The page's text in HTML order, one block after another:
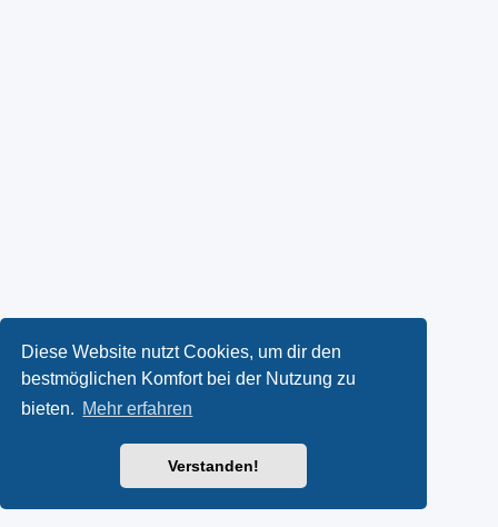
Diese Website nutzt Cookies, um dir den
bestmöglichen Komfort bei der Nutzung zu
bieten. Mehr erfahren
Verstanden!